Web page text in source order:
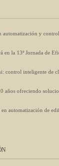
automatización y control
en la 13ª Jornada de
control inteligente de
años ofreciendo
automatización de